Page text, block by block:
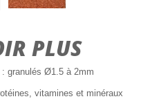
PLUS
: granulés Ø1.5 à 2mm
vitamines et minéraux